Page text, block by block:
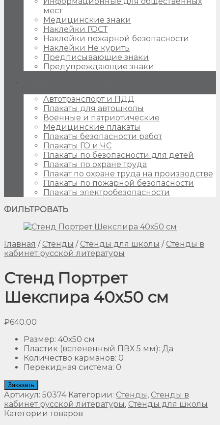
мест
Медицинские знаки
Наклейки ГОСТ
Наклейки пожарной безопасности
Наклейки Не курить
Предписывающие знаки
Предупреждающие знаки
Автотранспорт и ПДД
Плакаты для автошколы
Военные и патриотические
Медицинские плакаты
Плакаты безопасности работ
Плакаты ГО и ЧС
Плакаты по безопасности для детей
Плакаты по охране труда
Плакат по охране труда на производстве
Плакаты по пожарной безопасности
Плакаты электробезопасности
ФИЛЬТРОВАТЬ
Главная / Стенды / Стенды для школы / Стенды в
кабинет русской литературы
Стенд Портрет
Шекспира 40х50 см
₽640.00
Размер: 40х50 см
Пластик (вспененный ПВХ 5 мм): Да
Количество карманов: 0
Перекидная система: 0
Заказать
Артикул: 50374 Категории: Стенды, Стенды в
кабинет русской литературы, Стенды для школы
Категории товаров